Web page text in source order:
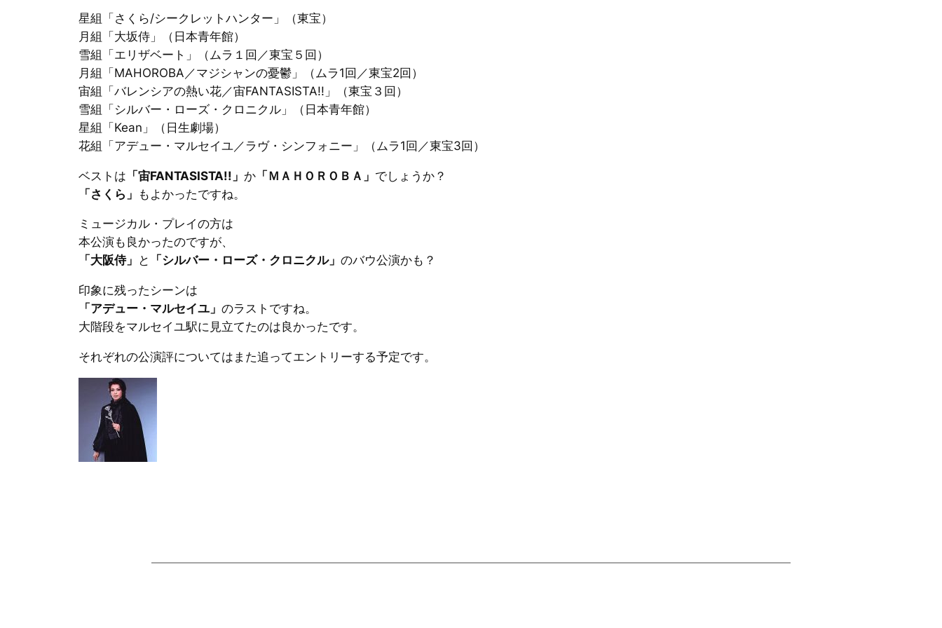
星組「さくら/シークレットハンター」（東宝）
月組「大坂侍」（日本青年館）
雪組「エリザベート」（ムラ１回／東宝５回）
月組「MAHOROBA／マジシャンの憂鬱」（ムラ1回／東宝2回）
宙組「バレンシアの熱い花／宙FANTASISTA!!」（東宝３回）
雪組「シルバー・ローズ・クロニクル」（日本青年館）
星組「Kean」（日生劇場）
花組「アデュー・マルセイユ／ラヴ・シンフォニー」（ムラ1回／東宝3回）
ベストは 「宙FANTASISTA!!」 か 「ＭＡＨＯＲＯＢＡ」 でしょうか？
「さくら」 もよかったですね。
ミュージカル・プレイの方は
本公演も良かったのですが、
「大阪侍」 と 「シルバー・ローズ・クロニクル」 のバウ公演かも？
印象に残ったシーンは
「アデュー・マルセイユ」 のラストですね。
大階段をマルセイユ駅に見立てたのは良かったです。
それぞれの公演評についてはまた追ってエントリーする予定です。